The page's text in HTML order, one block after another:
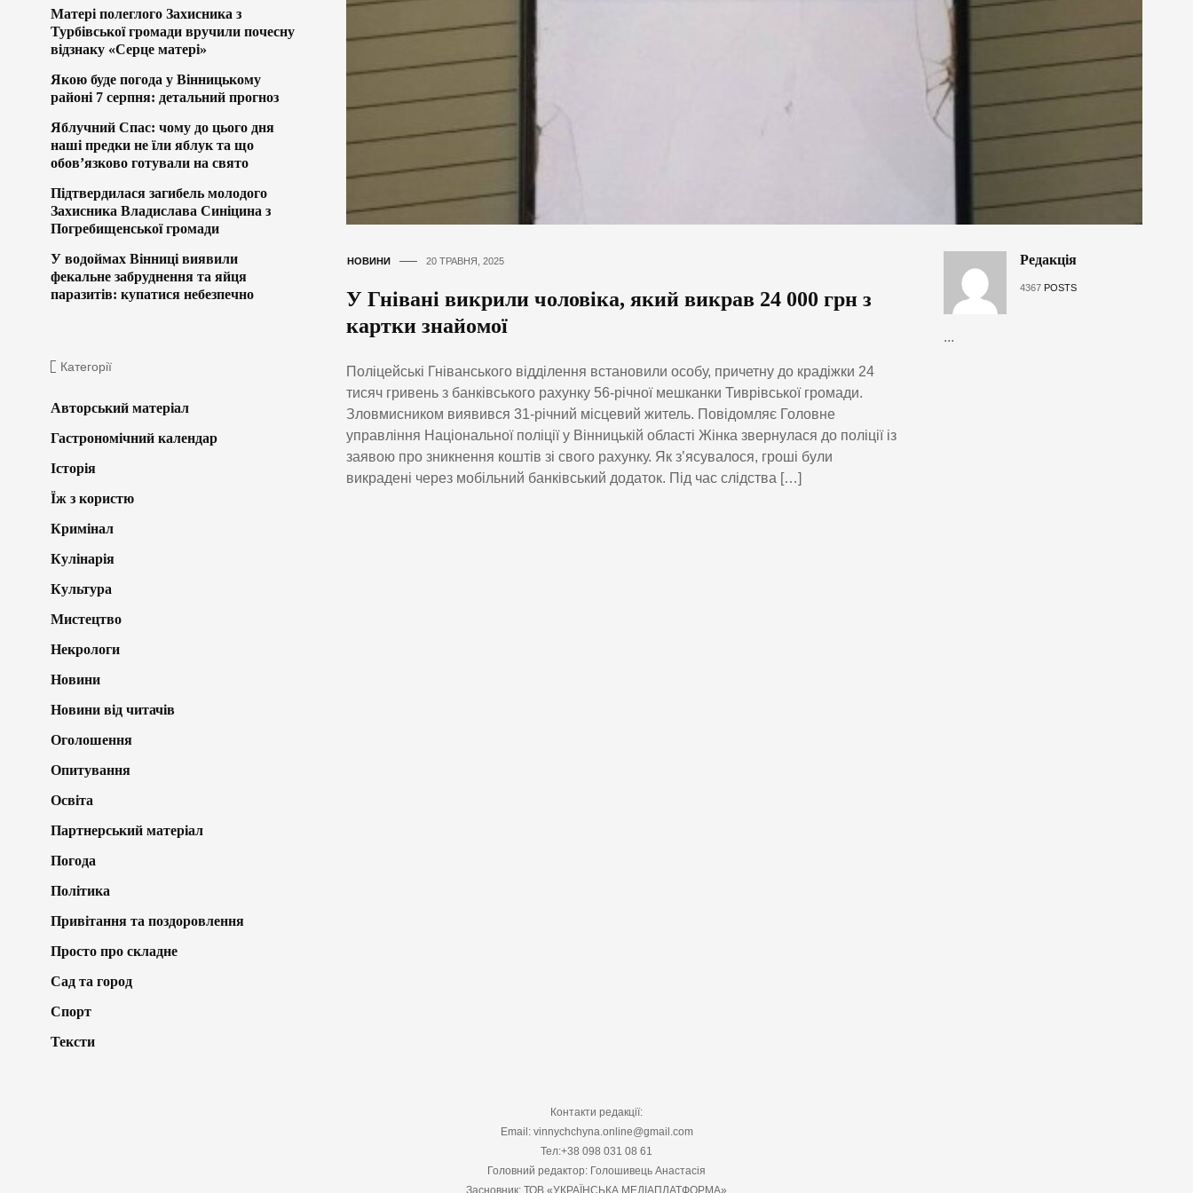
НОВИНИ 20 ТРАВНЯ, 2025
У Гнівані викрили чоловіка, який викрав 24 000 грн з
картки знайомої
Поліцейські Гніванського відділення встановили особу, причетну до крадіжки 24
тисяч гривень з банківського рахунку 56-річної мешканки Тиврівської громади.
Зловмисником виявився 31-річний місцевий житель. Повідомляє Головне
управління Національної поліції у Вінницькій області Жінка звернулася до поліції із
заявою про зникнення коштів зі свого рахунку. Як з’ясувалося, гроші були
викрадені через мобільний банківський додаток. Під час слідства […]
Редакція
4367 POSTS
...
Матері полеглого Захисника з
Турбівської громади вручили почесну
відзнаку «Серце матері»
Якою буде погода у Вінницькому
районі 7 серпня: детальний прогноз
Яблучний Спас: чому до цього дня
наші предки не їли яблук та що
обов’язково готували на свято
Підтвердилася загибель молодого
Захисника Владислава Синіцина з
Погребищенської громади
У водоймах Вінниці виявили
фекальне забруднення та яйця
паразитів: купатися небезпечно
Категорії
Авторський матеріал
Гастрономічний календар
Історія
Їж з користю
Кримінал
Кулінарія
Культура
Мистецтво
Некрологи
Новини
Новини від читачів
Оголошення
Опитування
Освіта
Партнерський матеріал
Погода
Політика
Привітання та поздоровлення
Просто про складне
Сад та город
Спорт
Тексти
Контакти редакції:
Email: vinnychchyna.online@gmail.com
Тел:+38 098 031 08 61
Головний редактор: Голошивець Анастасія
Засновник: ТОВ «УКРАЇНСЬКА МЕДІАПЛАТФОРМА»